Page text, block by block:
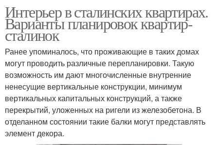
Интерьер в сталинских квартирах.
Варианты планировок квартир-
сталинок
Ранее упоминалось, что проживающие в таких домах
могут проводить различные перепланировки. Такую
возможность им дают многочисленные внутренние
ненесущие вертикальные конструкции, минимум
вертикальных капитальных конструкций, а также
перекрытий, уложенных на ригели из железобетона. В
отделанном состоянии такие балки могут представлять
элемент декора.